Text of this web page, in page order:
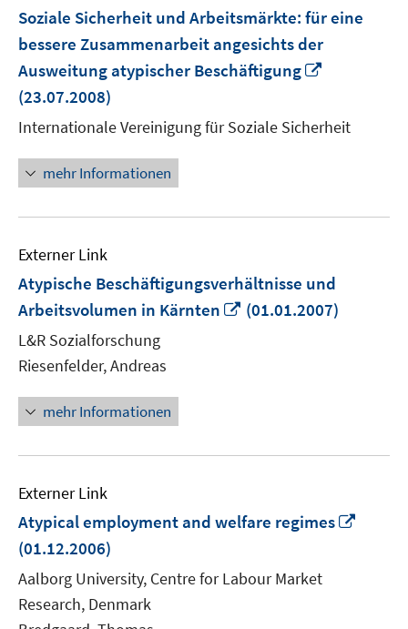
Soziale Sicherheit und Arbeitsmärkte: für eine
bessere Zusammenarbeit angesichts der
Ausweitung atypischer Beschäftigung
öffnen
(23.07.2008)
Internationale Vereinigung für Soziale Sicherheit
mehr Informationen
Externer Link
Atypische Beschäftigungsverhältnisse und
Arbeitsvolumen in Kärnten
In
(01.01.2007)
L&R Sozialforschung
Riesenfelder, Andreas
mehr Informationen
Externer Link
Atypical employment and welfare regimes
(01.12.2006)
Aalborg University, Centre for Labour Market
Research, Denmark